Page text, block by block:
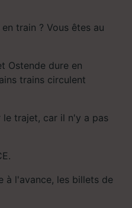
train ? Vous êtes au
Ostende dure en
trains circulent
le trajet, car il n'y a pas
à l'avance, les billets de